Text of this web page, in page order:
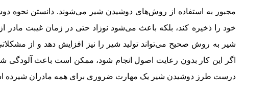
مجبور به استفاده از روش‌های دوشیدن شیر می‌شوند. دانستن نحوه
خود را ذخیره کند، بلکه باعث می‌شود نوزاد حتی در زمان غیبت مادر
شیر به روش صحیح می‌تواند تولید شیر را نیز افزایش دهد و از
اگر این کار بدون رعایت اصول انجام شود، ممکن است باعث آلودگی شیر
درست طرز دوشیدن شیر یک مهارت ضروری برای همه مادران شیرده